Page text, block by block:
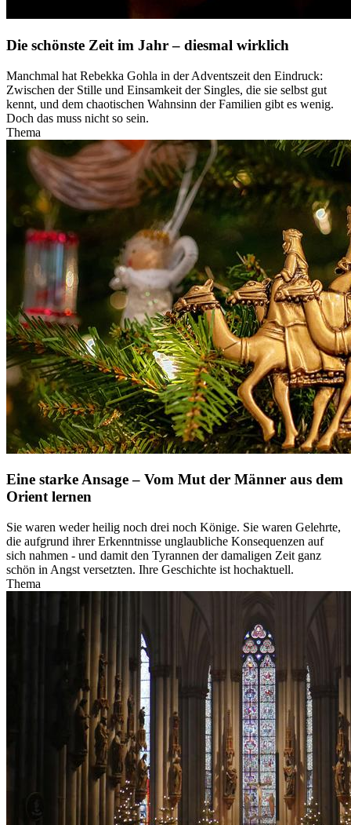
Die schönste Zeit im Jahr – diesmal wirklich
Manchmal hat Rebekka Gohla in der Adventszeit den Eindruck:
Zwischen der Stille und Einsamkeit der Singles, die sie selbst gut
kennt, und dem chaotischen Wahnsinn der Familien gibt es wenig.
Doch das muss nicht so sein.
Thema
Eine starke Ansage – Vom Mut der Männer aus dem
Orient lernen
Sie waren weder heilig noch drei noch Könige. Sie waren Gelehrte,
die aufgrund ihrer Erkenntnisse unglaubliche Konsequenzen auf
sich nahmen - und damit den Tyrannen der damaligen Zeit ganz
schön in Angst versetzten. Ihre Geschichte ist hochaktuell.
Thema